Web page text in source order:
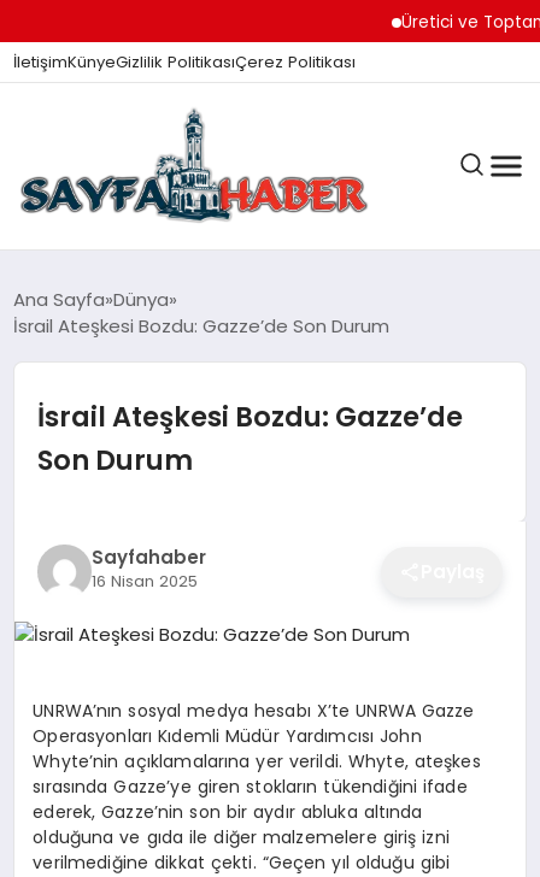
Üretici ve
İletişimKünyeGizlilik PolitikasıÇerez Politikası
ANA SAYFA
İZMIR HABERLERI
EĞITIM
SAĞLIK
SPOR
Ana Sayfa Dünya
İsrail Ateşkesi Bozdu: Gazze’de Son Durum
İsrail Ateşkesi Bozdu: Gazze’de
Son Durum
Sayfahaber
16 Nisan 2025
UNRWA’nın sosyal medya hesabı X’te UNRWA Gazze
Operasyonları Kıdemli Müdür Yardımcısı John
Whyte’nin açıklamalarına yer verildi. Whyte, ateşkes
sırasında Gazze’ye giren stokların tükendiğini ifade
ederek, Gazze’nin son bir aydır abluka altında
olduğuna ve gıda ile diğer malzemelere giriş izni
verilmediğine dikkat çekti. “Geçen yıl olduğu gibi